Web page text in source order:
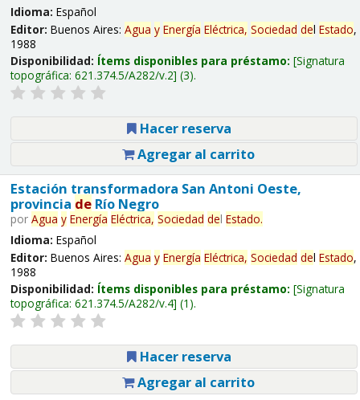
Idioma: Español
Editor: Buenos Aires: Agua y Energía Eléctrica, Sociedad del Estado,
1988
Disponibilidad: Ítems disponibles para préstamo: Signatura
topográfica: 621.374.5/A282/v.2 (3).
Hacer reserva
Agregar al carrito
Estación transformadora San Antoni Oeste,
provincia deRío Negro
por Agua y Energía Eléctrica, Sociedad del Estado.
Idioma: Español
Editor: Buenos Aires: Agua y Energía Eléctrica, Sociedad del Estado,
1988
Disponibilidad: Ítems disponibles para préstamo: Signatura
topográfica: 621.374.5/A282/v.4 (1).
Hacer reserva
Agregar al carrito